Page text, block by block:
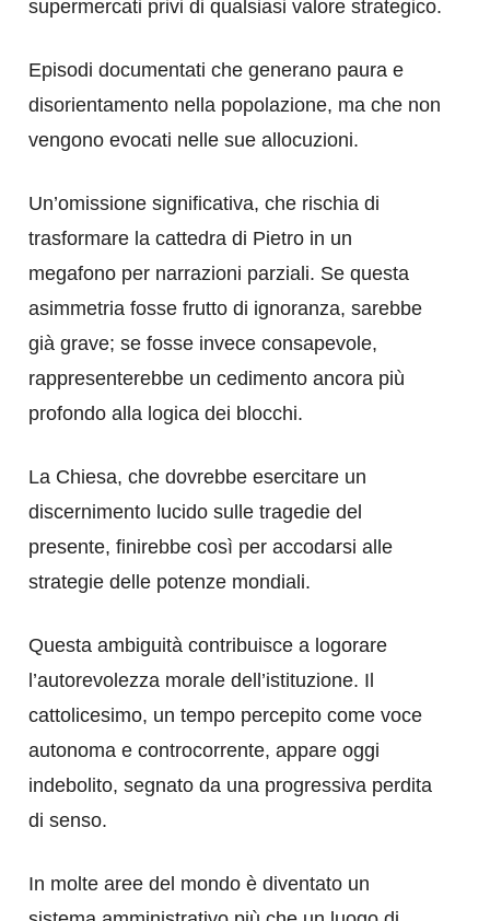
supermercati privi di qualsiasi valore strategico.
Episodi documentati che generano paura e
disorientamento nella popolazione, ma che non
vengono evocati nelle sue allocuzioni.
Un’omissione significativa, che rischia di
trasformare la cattedra di Pietro in un
megafono per narrazioni parziali. Se questa
asimmetria fosse frutto di ignoranza, sarebbe
già grave; se fosse invece consapevole,
rappresenterebbe un cedimento ancora più
profondo alla logica dei blocchi.
La Chiesa, che dovrebbe esercitare un
discernimento lucido sulle tragedie del
presente, finirebbe così per accodarsi alle
strategie delle potenze mondiali.
Questa ambiguità contribuisce a logorare
l’autorevolezza morale dell’istituzione. Il
cattolicesimo, un tempo percepito come voce
autonoma e controcorrente, appare oggi
indebolito, segnato da una progressiva perdita
di senso.
In molte aree del mondo è diventato un